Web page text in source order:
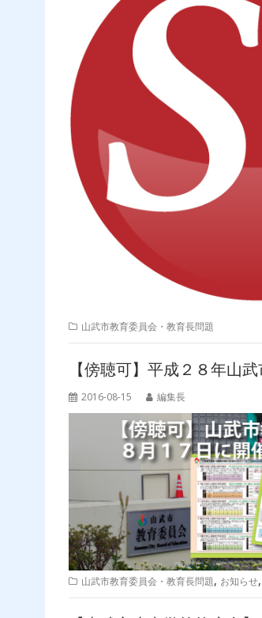
山武市教育委員会・教育長問題
【傍聴可】平成２８年山
2016-08-15 編集長
山武市教育委員会・教育長問題, お知らせ,